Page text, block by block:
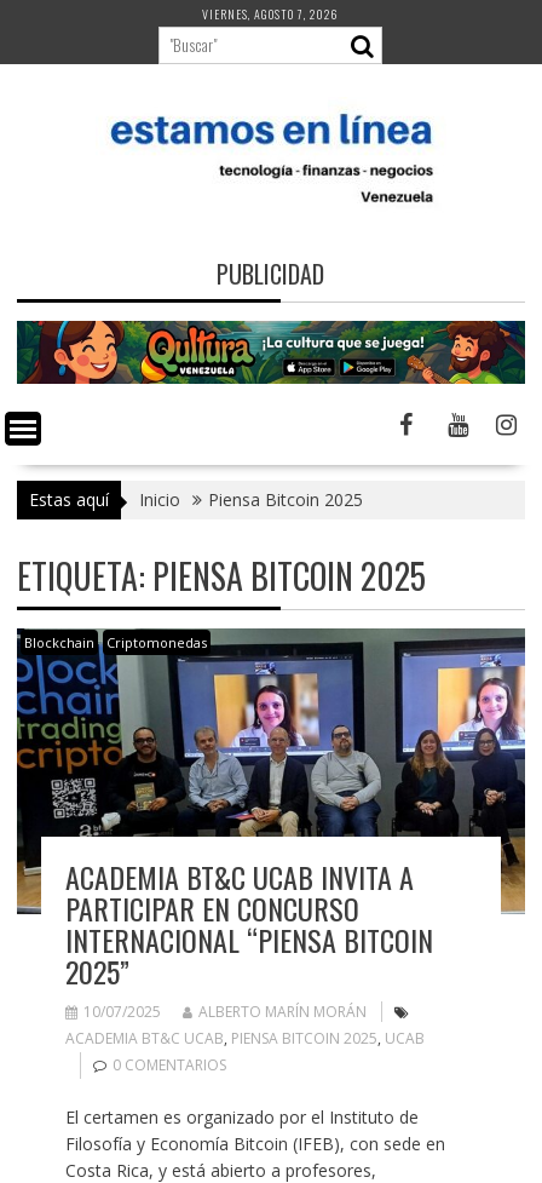
contenido
VIERNES, AGOSTO 7, 2026
PUBLICIDAD
Estas aquí Inicio Piensa Bitcoin 2025
ETIQUETA: PIENSA BITCOIN 2025
Blockchain Criptomonedas
ACADEMIA BT&C UCAB INVITA A
PARTICIPAR EN CONCURSO
INTERNACIONAL “PIENSA BITCOIN
2025”
10/07/2025
ALBERTO MARÍN MORÁN
ACADEMIA BT&C UCAB, PIENSA BITCOIN 2025, UCAB
0 COMENTARIOS
El certamen es organizado por el Instituto de
Filosofía y Economía Bitcoin (IFEB), con sede en
Costa Rica, y está abierto a profesores,